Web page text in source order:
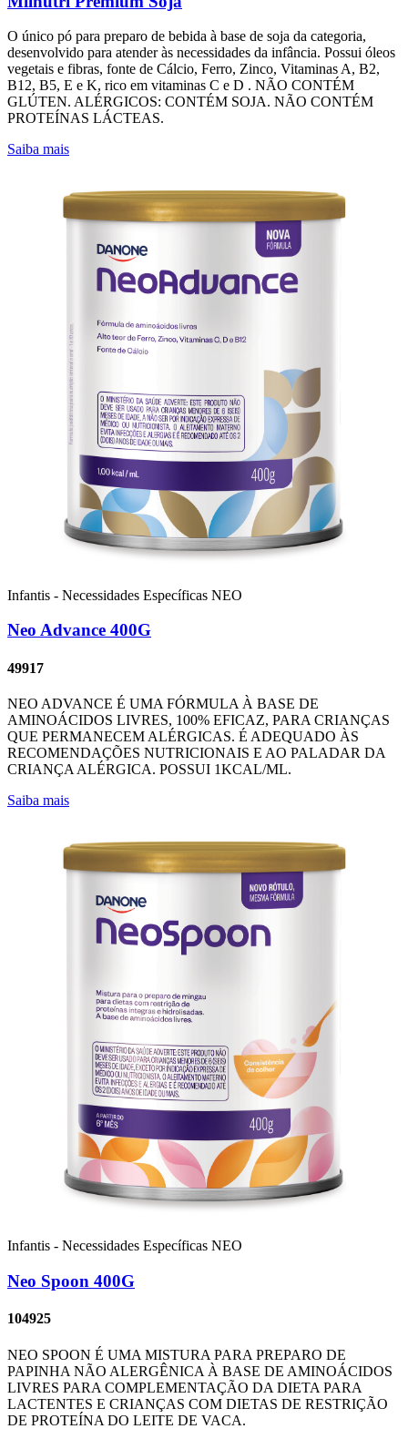
O único pó para preparo de bebida à base de soja da categoria,
desenvolvido para atender às necessidades da infância. Possui óleos
vegetais e fibras, fonte de Cálcio, Ferro, Zinco, Vitaminas A, B2,
B12, B5, E e K, rico em vitaminas C e D . NÃO CONTÉM
GLÚTEN. ALÉRGICOS: CONTÉM SOJA. NÃO CONTÉM
PROTEÍNAS LÁCTEAS.
Saiba mais
Infantis - Necessidades Específicas NEO
Neo Advance 400G
49917
NEO ADVANCE É UMA FÓRMULA À BASE DE
AMINOÁCIDOS LIVRES, 100% EFICAZ, PARA CRIANÇAS
QUE PERMANECEM ALÉRGICAS. É ADEQUADO ÀS
RECOMENDAÇÕES NUTRICIONAIS E AO PALADAR DA
CRIANÇA ALÉRGICA. POSSUI 1KCAL/ML.
Saiba mais
Infantis - Necessidades Específicas NEO
Neo Spoon 400G
104925
NEO SPOON É UMA MISTURA PARA PREPARO DE
PAPINHA NÃO ALERGÊNICA À BASE DE AMINOÁCIDOS
LIVRES PARA COMPLEMENTAÇÃO DA DIETA PARA
LACTENTES E CRIANÇAS COM DIETAS DE RESTRIÇÃO
DE PROTEÍNA DO LEITE DE VACA.